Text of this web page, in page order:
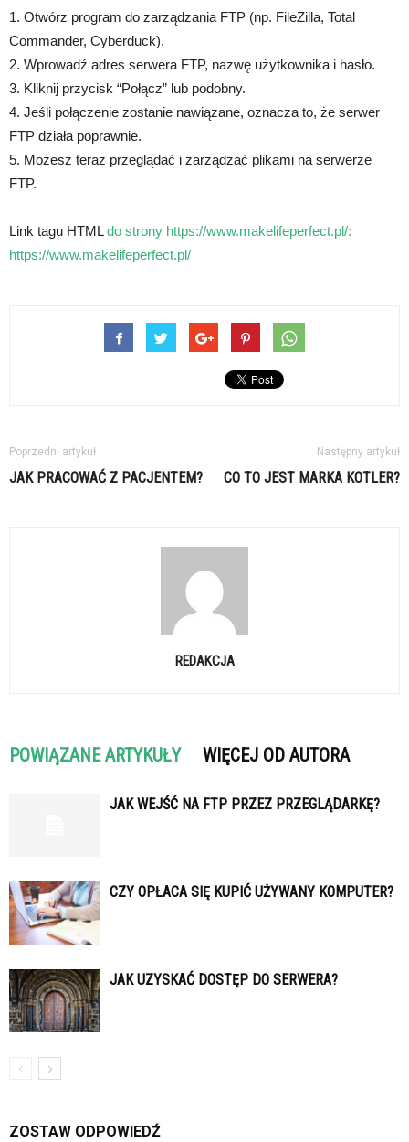
1. Otwórz program do zarządzania FTP (np. FileZilla, Total
Commander, Cyberduck).
2. Wprowadź adres serwera FTP, nazwę użytkownika i hasło.
3. Kliknij przycisk “Połącz” lub podobny.
4. Jeśli połączenie zostanie nawiązane, oznacza to, że serwer
FTP działa poprawnie.
5. Możesz teraz przeglądać i zarządzać plikami na serwerze
FTP.
Link tagu HTMLdo strony https://www.makelifeperfect.pl/:
https://www.makelifeperfect.pl/
Poprzedni artykuł
JAK PRACOWAĆ Z PACJENTEM?
Następny artykuł
CO TO JEST MARKA KOTLER?
REDAKCJA
POWIĄZANE ARTYKUŁY WIĘCEJ OD AUTORA
JAK WEJŚĆ NA FTP PRZEZ PRZEGLĄDARKĘ?
CZY OPŁACA SIĘ KUPIĆ UŻYWANY KOMPUTER?
JAK UZYSKAĆ DOSTĘP DO SERWERA?
ZOSTAW ODPOWIEDŹ